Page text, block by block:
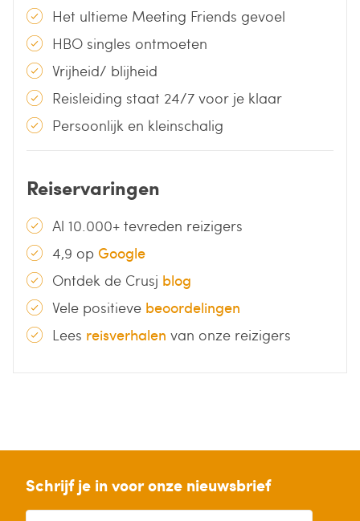
Het ultieme Meeting Friends gevoel
HBO singles ontmoeten
Vrijheid/ blijheid
Reisleiding staat 24/7 voor je klaar
Persoonlijk en kleinschalig
Reiservaringen
Al 10.000+ tevreden reizigers
4,9 op Google
Ontdek de Crusj blog
Vele positieve beoordelingen
Lees reisverhalen van onze reizigers
Schrijf je in voor onze nieuwsbrief